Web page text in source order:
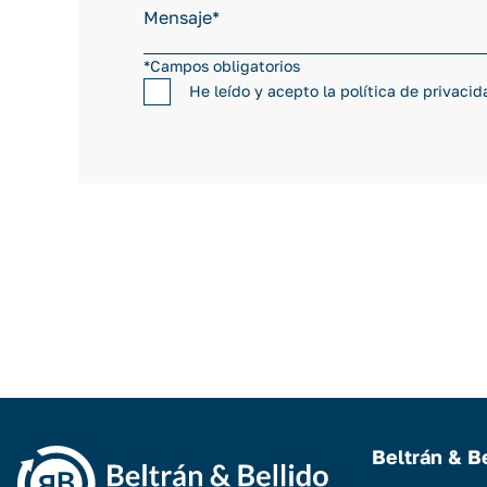
*Campos obligatorios
He leído y acepto la política de
Beltrán &